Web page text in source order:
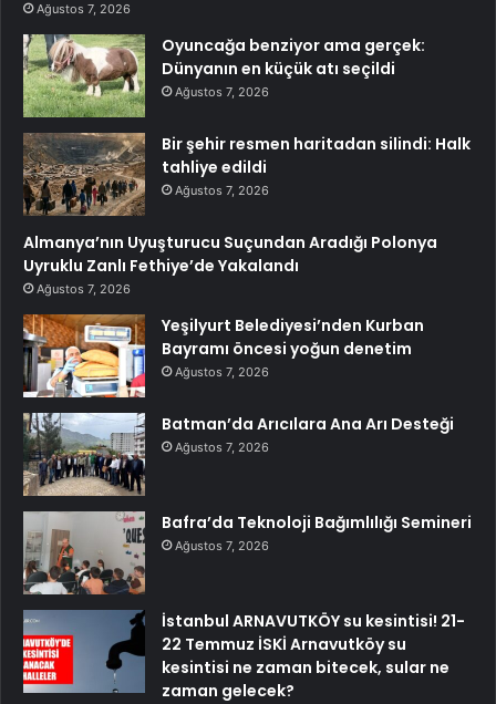
Ağustos 7, 2026
Oyuncağa benziyor ama gerçek:
Dünyanın en küçük atı seçildi
Ağustos 7, 2026
Bir şehir resmen haritadan silindi: Halk
tahliye edildi
Ağustos 7, 2026
Almanya’nın Uyuşturucu Suçundan Aradığı Polonya
Uyruklu Zanlı Fethiye’de Yakalandı
Ağustos 7, 2026
Yeşilyurt Belediyesi’nden Kurban
Bayramı öncesi yoğun denetim
Ağustos 7, 2026
Batman’da Arıcılara Ana Arı Desteği
Ağustos 7, 2026
Bafra’da Teknoloji Bağımlılığı Semineri
Ağustos 7, 2026
İstanbul ARNAVUTKÖY su kesintisi! 21-
22 Temmuz İSKİ Arnavutköy su
kesintisi ne zaman bitecek, sular ne
zaman gelecek?